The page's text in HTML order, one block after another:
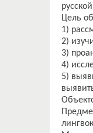
Цель
1)
2)
3)
4)
5)